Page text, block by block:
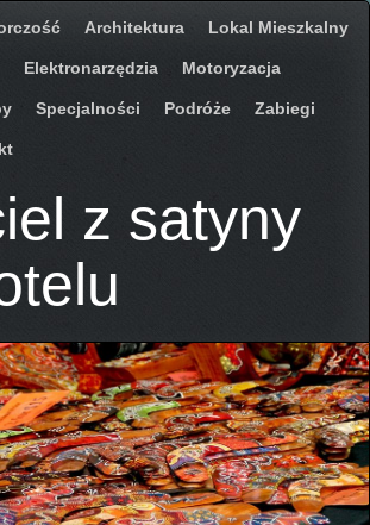
Architektura Lokal Mieszkalny
Elektronarzędzia Motoryzacja
Specjalności Podróże Zabiegi
z satyny